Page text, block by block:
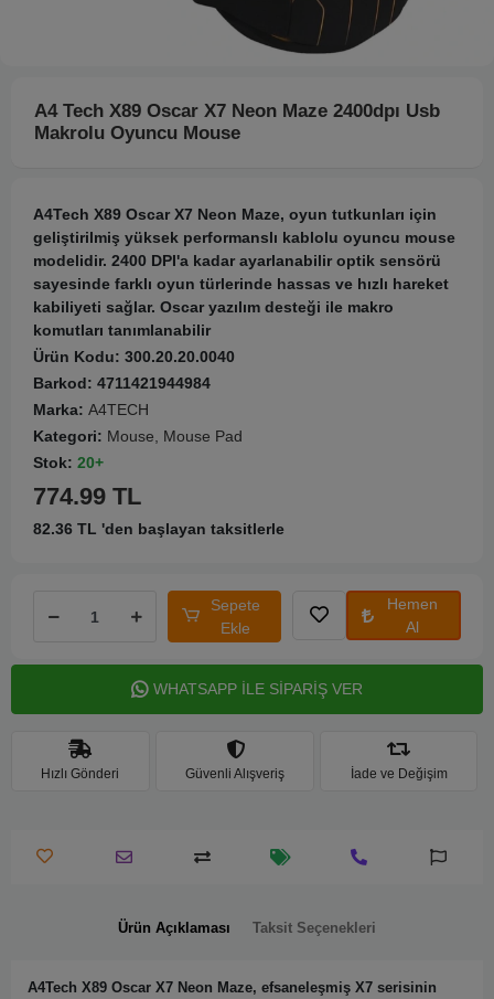
A4 Tech X89 Oscar X7 Neon Maze 2400dpı Usb
Makrolu Oyuncu Mouse
A4Tech X89 Oscar X7 Neon Maze, oyun tutkunları için
geliştirilmiş yüksek performanslı kablolu oyuncu mouse
modelidir. 2400 DPI'a kadar ayarlanabilir optik sensörü
sayesinde farklı oyun türlerinde hassas ve hızlı hareket
kabiliyeti sağlar. Oscar yazılım desteği ile makro
komutları tanımlanabilir
Ürün Kodu: 300.20.20.0040
Barkod: 4711421944984
Marka: A4TECH
Kategori: Mouse, Mouse Pad
Stok: 20+
774.99 TL
82.36 TL 'den başlayan taksitlerle
Sepete
Ekle
Hemen
Al
WHATSAPP İLE SİPARİŞ VER
Hızlı Gönderi Güvenli Alışveriş İade ve Değişim
Ürün Açıklaması Taksit Seçenekleri
A4Tech X89 Oscar X7 Neon Maze, efsaneleşmiş X7 serisinin